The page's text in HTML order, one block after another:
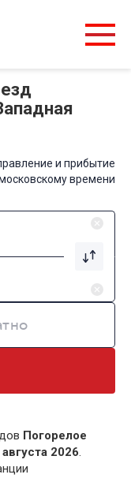
и прибытие
времени
Погорелое
2026.